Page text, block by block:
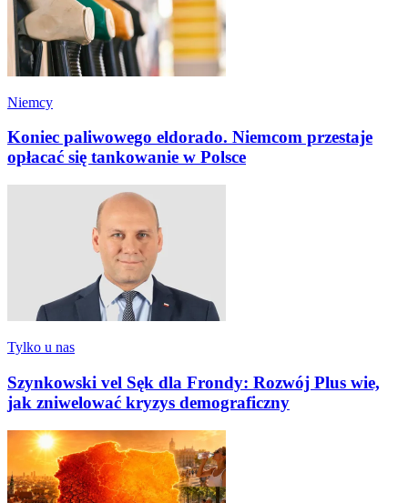
Niemcy
Koniec paliwowego eldorado. Niemcom przestaje
opłacać się tankowanie w Polsce
Tylko u nas
Szynkowski vel Sęk dla Frondy: Rozwój Plus wie,
jak zniwelować kryzys demograficzny